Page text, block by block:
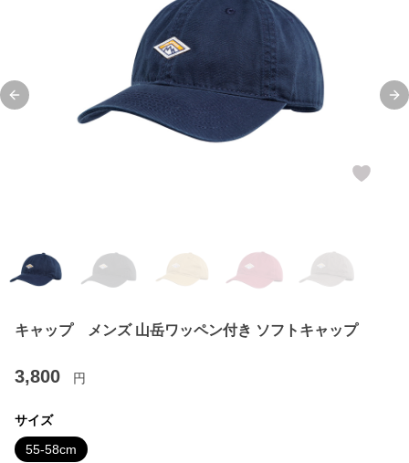
Previous slide
キャップ メンズ 山岳ワッペン付き ソフトキャップ
3,800 円
サイズ
55-58cm